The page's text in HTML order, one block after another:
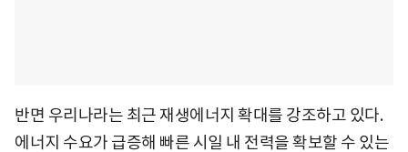
반면 우리나라는 최근 재생에너지 확대를 강조하고 있다.
에너지 수요가 급증해 빠른 시일 내 전력을 확보할 수 있는